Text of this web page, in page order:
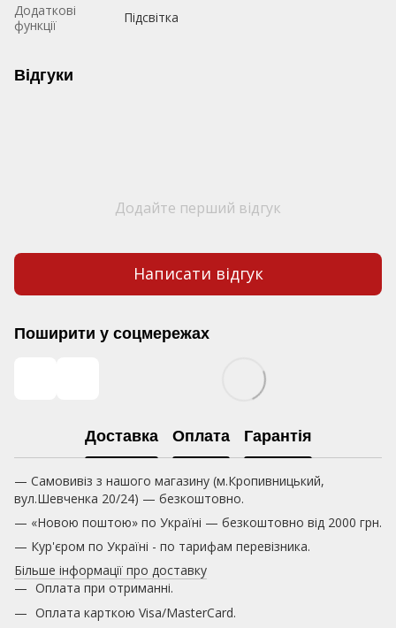
Додаткові
функції
Підсвітка
Відгуки
Додайте перший відгук
Написати відгук
Поширити у соцмережах
Доставка Оплата Гарантія
— Самовивіз з нашого магазину (м.Кропивницький,
вул.Шевченка 20/24) — безкоштовно.
— «Новою поштою» по Україні — безкоштовно від 2000 грн.
— Кур'єром по Україні - по тарифам перевізника.
Більше інформації про доставку
Оплата при отриманні.
Оплата карткою Visa/MasterCard.